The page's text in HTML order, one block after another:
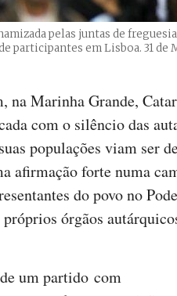
pelas juntas de
participantes em Lisboa. 31 de
na Marinha Grande,
com o silêncio das
populações viam ser
afirmação forte numa
do povo no
órgãos
um partido com